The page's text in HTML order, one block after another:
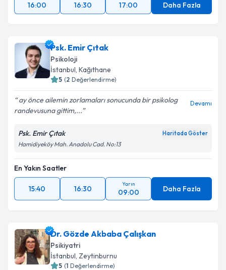
16:00
16:30 17:00 Daha Fazla
Psk. Emir Çıtak
Psikoloji
İstanbul, Kağıthane
5 (2 Değerlendirme)
ay önce ailemin zorlamaları sonucunda bir psikolog
randevusuna gittim,...
Devamı
Psk. Emir Çıtak Haritada Göster
Hamidiyeköy Mah. Anadolu Cad. No:13
En Yakın Saatler
15:40 16:30
Yarın
09:00 Daha Fazla
Dr. Gözde Akbaba Çalışkan
Psikiyatri
İstanbul, Zeytinburnu
5 (1 Değerlendirme)